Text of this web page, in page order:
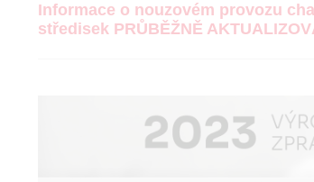
Informace o nouzovém provozu
středisek PRŮBĚŽNĚ